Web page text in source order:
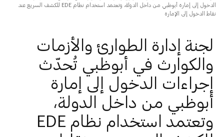
الدخول إلى إمارة أبوظبي من داخل الدولة، وتعتمد استخدام نظام EDE للكشف السريع عند
نقاط الدخول إلى الإمارة
لجنة إدارة الطوارئ والأزمات
والكوارث في أبوظبي تُحدّث
إجراءات الدخول إلى إمارة
أبوظبي من داخل الدولة،
وتعتمد استخدام نظام EDE